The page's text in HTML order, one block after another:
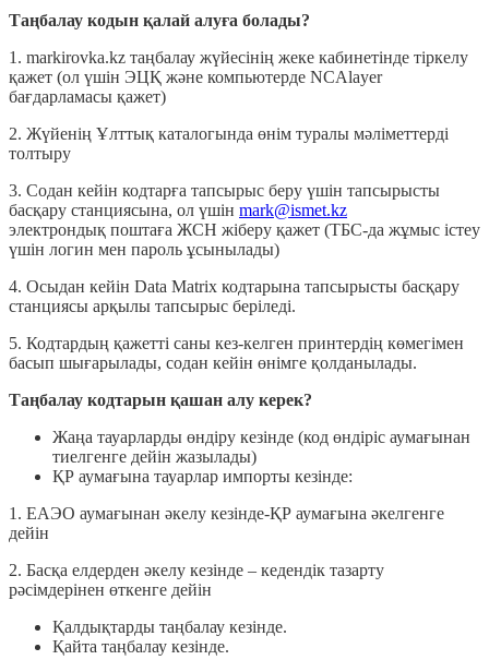
Таңбалау кодын қалай алуға болады?
1. markirovka.kz таңбалау жүйесінің жеке кабинетінде тіркелу
қажет (ол үшін ЭЦҚ және компьютерде NCAlayer
бағдарламасы қажет)
2. Жүйенің Ұлттық каталогында өнім туралы мәліметтерді
толтыру
3. Содан кейін кодтарға тапсырыс беру үшін тапсырысты
басқару станциясына, ол үшін mark@ismet.kz
электрондық поштаға ЖСН жіберу қажет (ТБС-да жұмыс істеу
үшін логин мен пароль ұсынылады)
4. Осыдан кейін Data Matrix кодтарына тапсырысты басқару
станциясы арқылы тапсырыс беріледі.
5. Кодтардың қажетті саны кез-келген принтердің көмегімен
басып шығарылады, содан кейін өнімге қолданылады.
Таңбалау кодтарын қашан алу керек?
Жаңа тауарларды өндіру кезінде (код өндіріс аумағынан
тиелгенге дейін жазылады)
ҚР аумағына тауарлар импорты кезінде:
1. ЕАЭО аумағынан әкелу кезінде-ҚР аумағына әкелгенге
дейін
2. Басқа елдерден әкелу кезінде – кедендік тазарту
рәсімдерінен өткенге дейін
Қалдықтарды таңбалау кезінде.
Қайта таңбалау кезінде.